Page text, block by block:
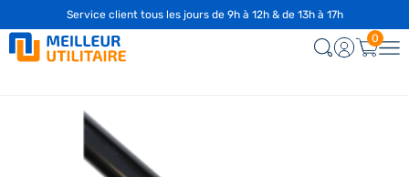
Service client tous les jours de 9h à 12h & de 13h à 17h
0